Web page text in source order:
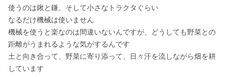
使うのは鍬と鎌、そして小さなトラクタぐらい
なるだけ機械は使いません
機械を使うと楽なのは間違いないんですが、どうしても野菜との
距離がうまれるような気がするんです
土と向き合って、野菜に寄り添って、日々汗を流しながら畑を耕
しています